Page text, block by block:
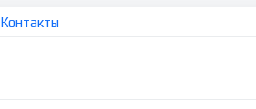
Контакты